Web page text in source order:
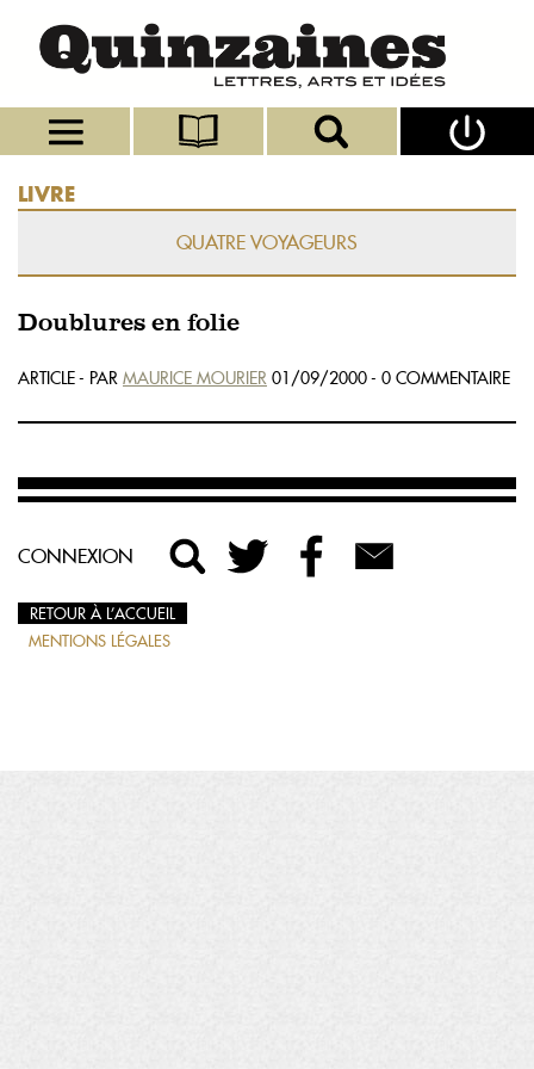
LIVRE
QUATRE VOYAGEURS
Doublures en folie
ARTICLE - PAR MAURICE MOURIER 01/09/2000 - 0 COMMENTAIRE
CONNEXION
RETOUR À L’ACCUEIL
MENTIONS LÉGALES